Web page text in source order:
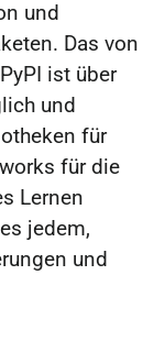
und
Das von
ist über
und
für
für die
Lernen
jedem,
und